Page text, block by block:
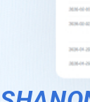
理想のイベ